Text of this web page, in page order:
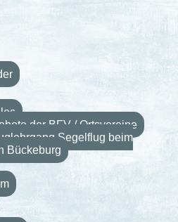
der BFV / Ortsvereine
Segelflug beim
Bückeburg